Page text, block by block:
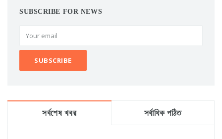
SUBSCRIBE FOR NEWS
সর্বশেষ খবর সর্বাধিক পঠিত